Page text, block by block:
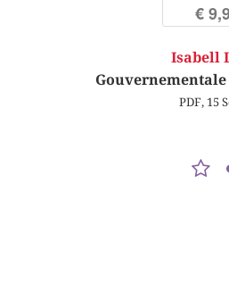
€
Isabell
PDF, 15